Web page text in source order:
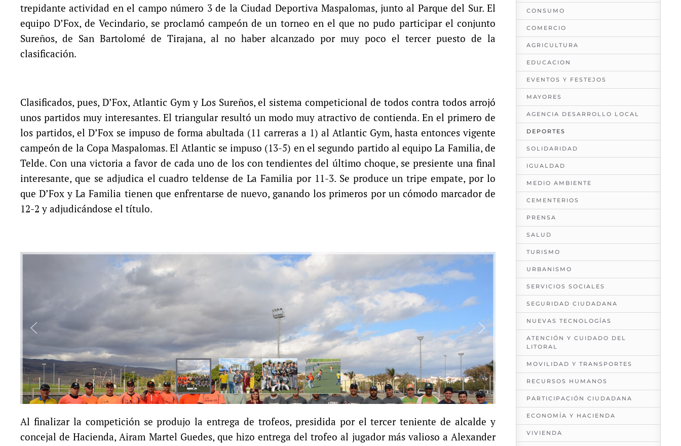
trepidante actividad en el campo número 3 de la Ciudad Deportiva Maspalomas, junto al Parque del Sur. El
equipo D’Fox, de Vecindario, se proclamó campeón de un torneo en el que no pudo participar el conjunto
Sureños, de San Bartolomé de Tirajana, al no haber alcanzado por muy poco el tercer puesto de la
clasificación.
Clasificados, pues, D’Fox, Atlantic Gym y Los Sureños, el sistema competicional de todos contra todos arrojó
unos partidos muy interesantes. El triangular resultó un modo muy atractivo de contienda. En el primero de
los partidos, el D’Fox se impuso de forma abultada (11 carreras a 1) al Atlantic Gym, hasta entonces vigente
campeón de la Copa Maspalomas. El Atlantic se impuso (13-5) en el segundo partido al equipo La Familia, de
Telde. Con una victoria a favor de cada uno de los con tendientes del último choque, se presiente una final
interesante, que se adjudica el cuadro teldense de La Familia por 11-3. Se produce un tripe empate, por lo
que D’Fox y La Familia tienen que enfrentarse de nuevo, ganando los primeros por un cómodo marcador de
12-2 y adjudicándose el título.
Al finalizar la competición se produjo la entrega de trofeos, presidida por el tercer teniente de alcalde y
concejal de Hacienda, Airam Martel Guedes, que hizo entrega del trofeo al jugador más valioso a Alexander
CONSUMO
COMERCIO
AGRICULTURA
EDUCACION
EVENTOS Y FESTEJOS
MAYORES
AGENCIA DESARROLLO LOCAL
DEPORTES
SOLIDARIDAD
IGUALDAD
MEDIO AMBIENTE
CEMENTERIOS
PRENSA
SALUD
TURISMO
URBANISMO
SERVICIOS SOCIALES
SEGURIDAD CIUDADANA
NUEVAS TECNOLOGÍAS
ATENCIÓN Y CUIDADO DEL
LITORAL
MOVILIDAD Y TRANSPORTES
RECURSOS HUMANOS
PARTICIPACIÓN CIUDADANA
ECONOMÍA Y HACIENDA
VIVIENDA